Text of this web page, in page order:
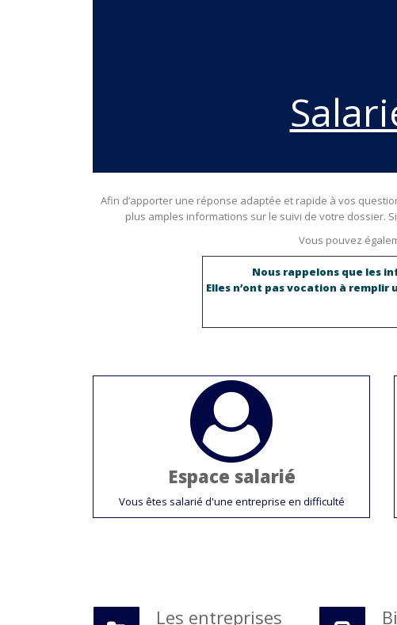
Afin d’apporter une réponse adaptée et rapide à vos
plus amples informations sur le suivi de votre dossier.
Vous pouvez
Nous rappelons que les
Elles n’ont pas vocation à
Espace salarié
Vous êtes salarié d'une entreprise en difficulté
Les entreprises